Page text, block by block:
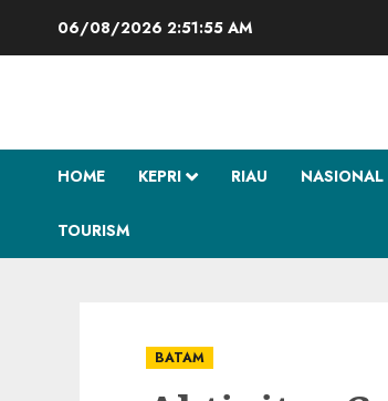
06/08/2026 2:51:56 AM
HOME KEPRI RIAU NASIONAL
TOURISM
BATAM